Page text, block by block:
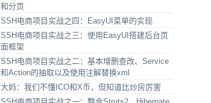
和分页
SSH电商项目实战之四：EasyUI菜单的实现
SSH电商项目实战之三：使用EasyUI搭建后台页
面框架
SSH电商项目实战之二：基本增删查改、Service
和Action的抽取以及使用注解替换xml
大妈：我们不懂ICO和X币，但知道比炒房厉害